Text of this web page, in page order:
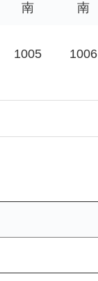
南 南
1005 1006